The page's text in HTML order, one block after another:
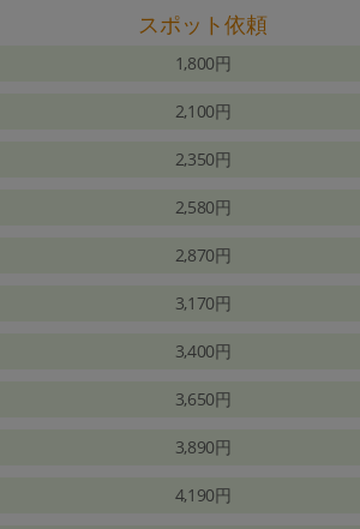
スポット依頼
1,800円
2,100円
2,350円
2,580円
2,870円
3,170円
3,400円
3,650円
3,890円
4,190円